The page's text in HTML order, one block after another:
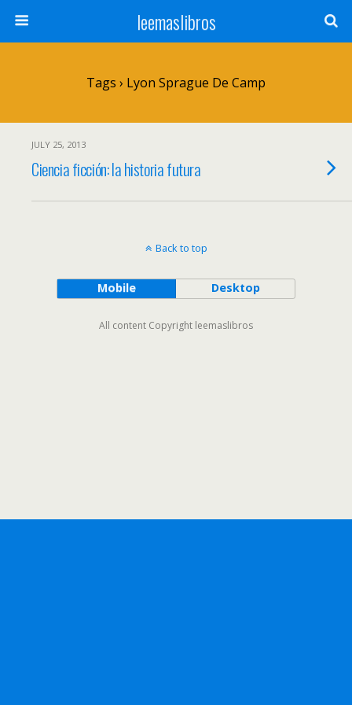
leemaslibros
Tags › Lyon Sprague De Camp
JULY 25, 2013
Ciencia ficción: la historia futura
Back to top
Mobile Desktop
All content Copyright leemaslibros